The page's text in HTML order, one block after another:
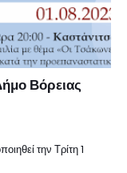
Βόρειας
την Τρίτη 1